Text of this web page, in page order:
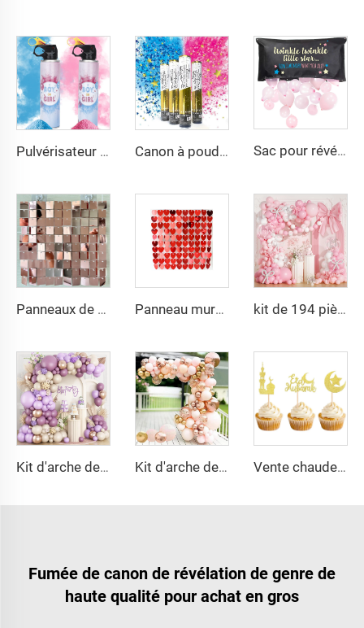
Pulvérisateur pour Révélation de Sexe, Poudre Colorée Bleue ou Rose, Vaporisateur pour Révélation de Sexe Garçon ou Fille Canon à poudre de confettis biodégradable pour révélation de sexe, poppers bleus pour garçon et roses pour fille Sac pour révélation de sexe avec ballons Twinkle Twinkle Little Star pour fournisseurs de fêtes de révélation de sexe
Panneaux de fond scintillants colorés à paillettes, panneaux muraux irisés pour décoration de mariage, décoration murale scintillante colorée pour mariage Panneau mural en forme de cœur scintillant à paillettes, fond photo à effet bling, arrière-plan pour décorations d'anniversaire, mariage, fiançailles, anniversaire kit de 194 pièces de guirlande d'arche de ballons avec nœuds roses, ballons transparents, décoration de fête avec ruban rose en forme de nœud
Kit d'arche de ballons violet poussière, ballons métallisés violets champagne dorés pour décoration d'anniversaire, mariage, fête Kit d'arche de ballons rose or, ballons métallisés macaron 4D en feuille pour décorations de remise des diplômes, baby shower, anniversaire, mariage Vente chaude ballons pour Eid, décor de gâteau en forme de lune, de gâteau de fête des étoiles, fournitures de décoration de gâteau et dessert pour EID
Fumée de canon de révélation de genre de
haute qualité pour achat en gros